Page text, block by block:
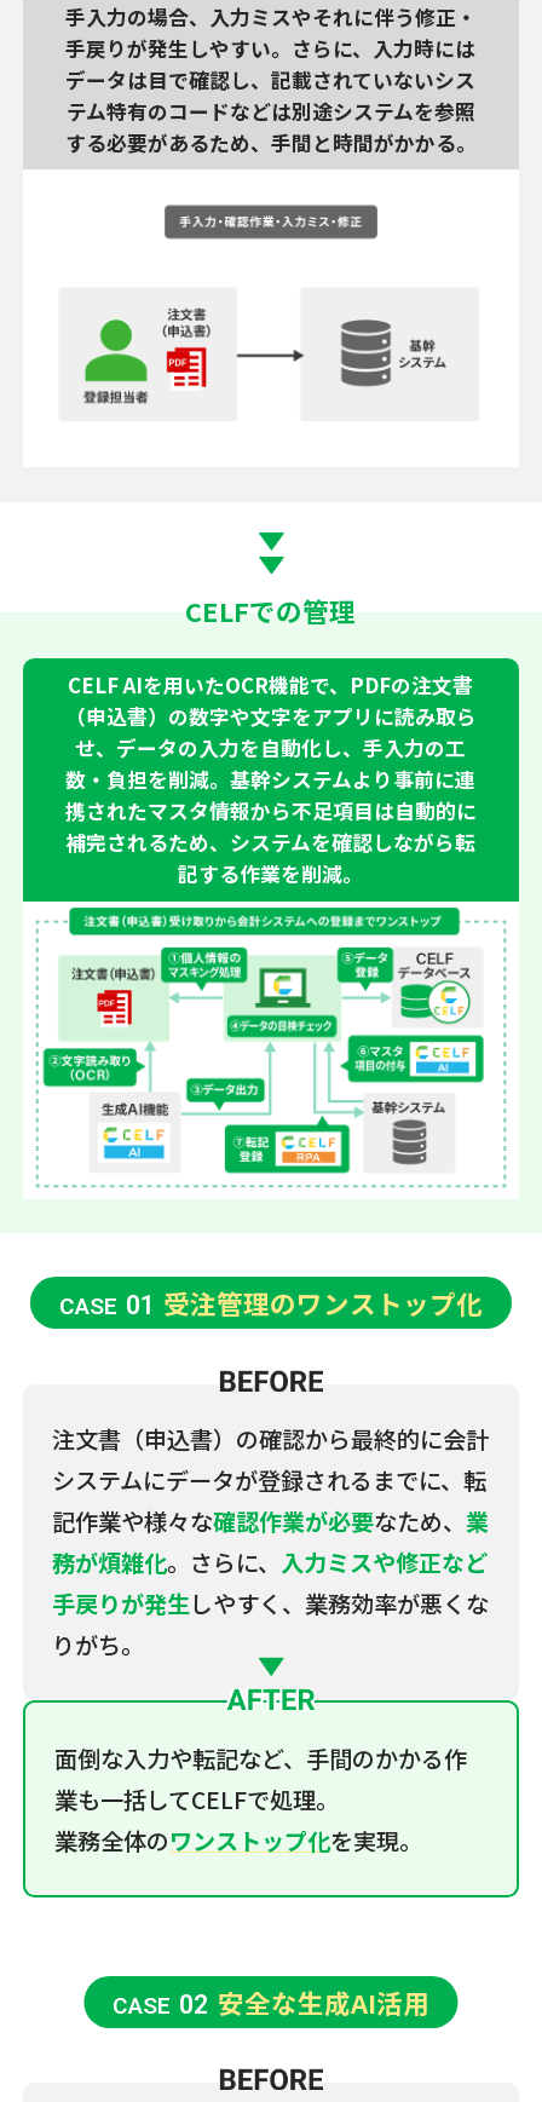
手入力の場合、入力ミスやそれに伴う修正・
手戻りが発生しやすい。さらに、入力時には
データは目で確認し、記載されていないシス
テム特有のコードなどは別途システムを参照
する必要があるため、手間と時間がかかる。
CELF AIを用いたOCR機能で、PDFの注文書
（申込書）の数字や文字をアプリに読み取ら
せ、データの入力を自動化し、手入力の工
数・負担を削減。基幹システムより事前に連
携されたマスタ情報から不足項目は自動的に
補完されるため、システムを確認しながら転
記する作業を削減。
CELFでの管理
CASE 01 受注管理のワンストップ化
注文書（申込書）の確認から最終的に会計
システムにデータが登録されるまでに、転
記作業や様々な確認作業が必要なため、 業
務が煩雑化。さらに、 入力ミスや修正など
手戻りが発生しやすく、業務効率が悪くな
りがち。
面倒な入力や転記など、手間のかかる作
業も一括してCELFで処理。
業務全体のワンストップ化を実現。
CASE 02 安全な生成AI活用